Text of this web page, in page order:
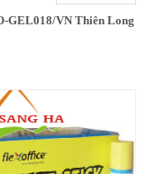
GEL018/VN Thiên Long